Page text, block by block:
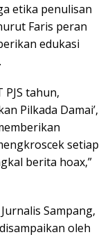
etika penulisan
Faris peran
edukasi
PJS tahun,
Pilkada Damai’,
setiap
berita hoax,”
Sampang,
oleh